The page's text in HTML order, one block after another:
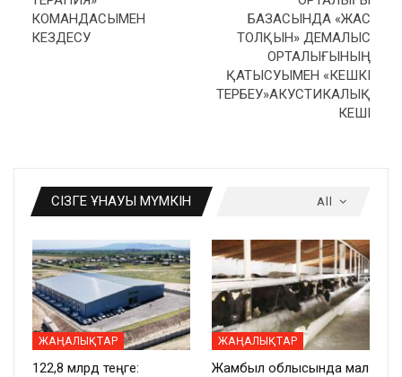
КОМАНДАСЫМЕН
КЕЗДЕСУ
БАЗАСЫНДА «ЖАС
ТОЛҚЫН» ДЕМАЛЫС
ОРТАЛЫҒЫНЫҢ
ҚАТЫСУЫМЕН «КЕШКІ
ТЕРБЕУ»АКУСТИКАЛЫҚ
КЕШІ
All
СІЗГЕ ҰНАУЫ МҮМКІН
ЖАҢАЛЫҚТАР
122,8 млрд теңге:
ЖАҢАЛЫҚТАР
Жамбыл облысында мал